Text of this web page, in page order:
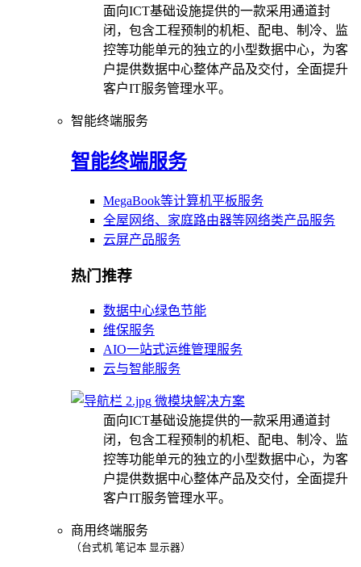
面向ICT基础设施提供的一款采用通道封
闭，包含工程预制的机柜、配电、制冷、监
控等功能单元的独立的小型数据中心，为客
户提供数据中心整体产品及交付，全面提升
客户IT服务管理水平。
智能终端服务
智能终端服务
MegaBook等计算机平板服务
全屋网络、家庭路由器等网络类产品服务
云屏产品服务
热门推荐
数据中心绿色节能
维保服务
AIO一站式运维管理服务
云与智能服务
微模块解决方案
面向ICT基础设施提供的一款采用通道封
闭，包含工程预制的机柜、配电、制冷、监
控等功能单元的独立的小型数据中心，为客
户提供数据中心整体产品及交付，全面提升
客户IT服务管理水平。
商用终端服务
（台式机 笔记本 显示器）